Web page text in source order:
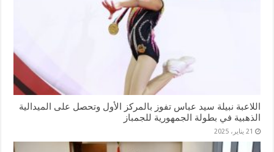
اللاعبة نبيلة سيد عباس تفوز بالمركز الأول وتحصل على الميدالية
الذهبية في بطولة الجمهورية للجمباز
21 يناير، 2025